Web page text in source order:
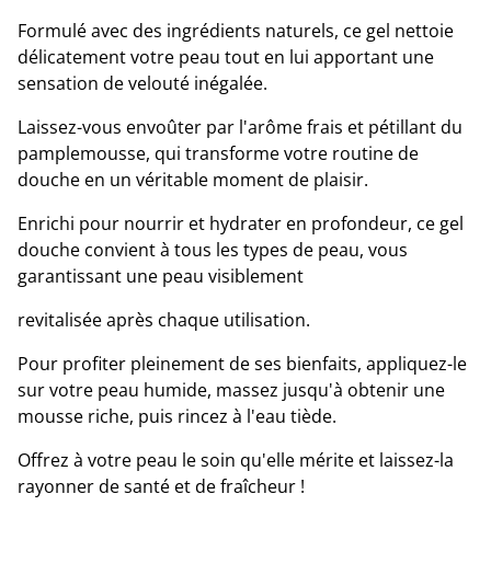
Formulé avec des ingrédients naturels, ce gel nettoie
délicatement votre peau tout en lui apportant une
sensation de velouté inégalée.
Laissez-vous envoûter par l'arôme frais et pétillant du
pamplemousse, qui transforme votre routine de
douche en un véritable moment de plaisir.
Enrichi pour nourrir et hydrater en profondeur, ce gel
douche convient à tous les types de peau, vous
garantissant une peau visiblement
revitalisée après chaque utilisation.
Pour profiter pleinement de ses bienfaits, appliquez-le
sur votre peau humide, massez jusqu'à obtenir une
mousse riche, puis rincez à l'eau tiède.
Offrez à votre peau le soin qu'elle mérite et laissez-la
rayonner de santé et de fraîcheur !